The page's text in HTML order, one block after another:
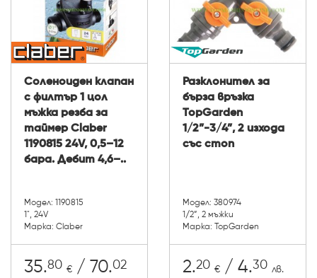
Соленоиден клапан
с филтър 1 цол
мъжка резба за
таймер Claber
1190815 24V, 0,5–12
бара. Дебит 4,6–..
Модел: 1190815
1", 24V
Марка: Claber
35.80 € / 70.02
Разклонител за
бърза връзка
TopGarden
1/2”-3/4”, 2 изхода
със стоп
Модел: 380974
1/2”, 2 мъжки
Марка: TopGarden
2.20 € / 4.30 лв.